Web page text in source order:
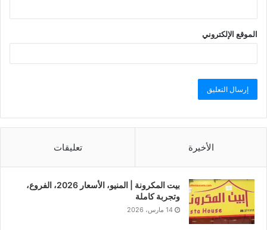
الموقع الإلكتروني
الأخيرة تعليقات
بيت المكرونة | المنيو، الأسعار 2026، الفروع،
وتجربة كاملة
14 مارس، 2026